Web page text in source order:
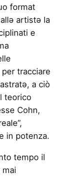
format
artistə la
e
tracciare
a ciò
teorico
Cohn,
in potenza.
tempo il